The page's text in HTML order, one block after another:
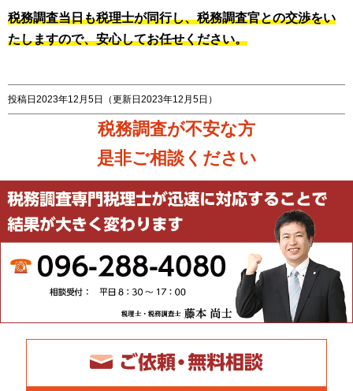
税務調査当日も税理士が同行し、税務調査官との交渉をい
たしますので、安心してお任せください。
投稿日2023年12月5日 （更新日2023年12月5日）
税務調査が不安な方
是非ご相談ください